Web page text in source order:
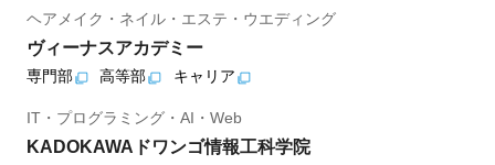
ヘアメイク・ネイル・エステ・ウエディング
ヴィーナスアカデミー
専門部 高等部 キャリア
IT・プログラミング・AI・Web
KADOKAWAドワンゴ情報工科学院